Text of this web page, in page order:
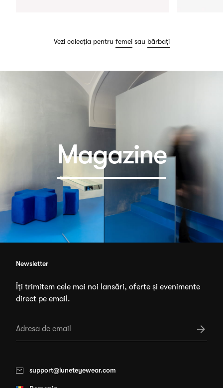
Vezi colecția pentru femei sau bărbați
Magazine
Newsletter
Îți trimitem cele mai noi lansări, oferte și evenimente
direct pe email.
support@luneteyewear.com